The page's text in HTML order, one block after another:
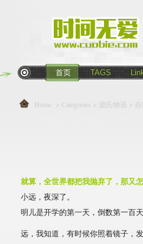
首页 TAGS
Home > Categories > 源氏物语 >
就算，全世界都把我抛弃了，那又
小远，夜深了。
明儿是开学的第一天，倒数第一百
远，我知道，有时候你照着镜子，